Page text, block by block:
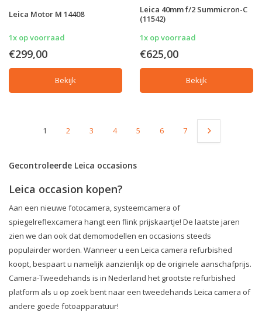
Leica Motor M 14408
1x op voorraad
€299,00
Bekijk
Leica 40mm f/2 Summicron-C
(11542)
1x op voorraad
€625,00
Bekijk
1 2 3 4 5 6 7
Gecontroleerde Leica occasions
Leica occasion kopen?
Aan een nieuwe fotocamera, systeemcamera of
spiegelreflexcamera hangt een flink prijskaartje! De laatste jaren
zien we dan ook dat demomodellen en occasions steeds
populairder worden. Wanneer u een Leica camera refurbished
koopt, bespaart u namelijk aanzienlijk op de originele aanschafprijs.
Camera-Tweedehands is in Nederland het grootste refurbished
platform als u op zoek bent naar een tweedehands Leica camera of
andere goede fotoapparatuur!